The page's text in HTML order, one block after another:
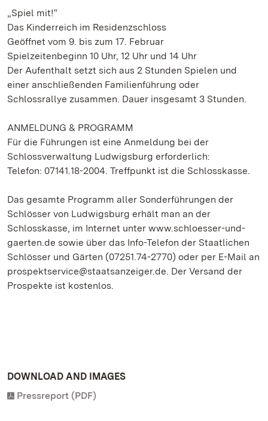
„Spiel mit!“
Das Kinderreich im Residenzschloss
Geöffnet vom 9. bis zum 17. Februar
Spielzeitenbeginn 10 Uhr, 12 Uhr und 14 Uhr
Der Aufenthalt setzt sich aus 2 Stunden Spielen und
einer anschließenden Familienführung oder
Schlossrallye zusammen. Dauer insgesamt 3 Stunden.
ANMELDUNG & PROGRAMM
Für die Führungen ist eine Anmeldung bei der
Schlossverwaltung Ludwigsburg erforderlich:
Telefon: 07141.18-2004. Treffpunkt ist die Schlosskasse.
Das gesamte Programm aller Sonderführungen der
Schlösser von Ludwigsburg erhält man an der
Schlosskasse, im Internet unter www.schloesser-und-
gaerten.de sowie über das Info-Telefon der Staatlichen
Schlösser und Gärten (07251.74-2770) oder per E-Mail an
prospektservice@staatsanzeiger.de. Der Versand der
Prospekte ist kostenlos.
DOWNLOAD AND IMAGES
Pressreport (PDF)